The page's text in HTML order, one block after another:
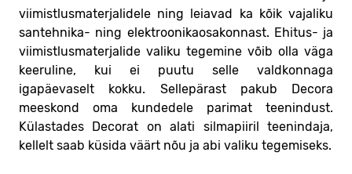
viimistlusmaterjalidele ning leiavad ka kõik vajaliku
santehnika- ning elektroonikaosakonnast. Ehitus- ja
viimistlusmaterjalide valiku tegemine võib olla väga
keeruline, kui ei puutu selle valdkonnaga
igapäevaselt kokku. Sellepärast pakub Decora
meeskond oma kundedele parimat teenindust.
Külastades Decorat on alati silmapiiril teenindaja,
kellelt saab küsida väärt nõu ja abi valiku tegemiseks.